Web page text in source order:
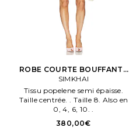
ROBE COURTE BOUFFANTE
À PLIS PIQUÉS CLEO en Penk
SIMKHAI
Tissu popelene semi épaisse.
Taille centrée. . Taille 8. Also en
0, 4, 6, 10. .
380,00€